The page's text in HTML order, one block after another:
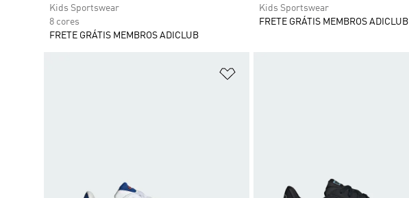
Kids Sportswear
8 cores
FRETE GRÁTIS MEMBROS ADICLUB
Kids Sportswear
FRETE GRÁTIS MEMBROS ADICLUB